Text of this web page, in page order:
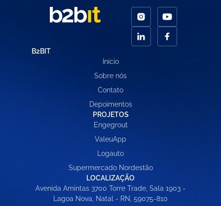
B2BIT
Início
Sobre nós
Contato
Depoimentos
PROJETOS
Engegrout
ValeuApp
Logauto
Supermercado Nordestão
LOCALIZAÇÃO
Avenida Amintas 3700 Torre Trade, Sala 1903 -
Lagoa Nova, Natal - RN, 59075-810